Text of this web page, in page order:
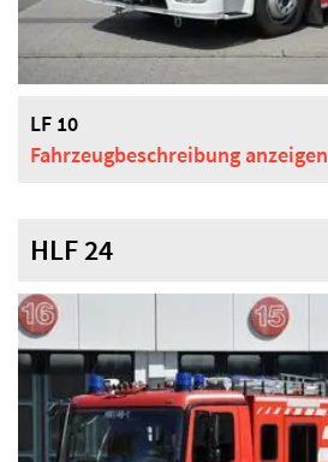
LF 10
Fahrzeugbeschreibung anzeigen
HLF 24